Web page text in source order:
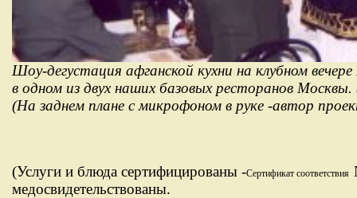
Шоу-дегустация афганской кухни на клубном
в одном из двух наших базовых ресторанов
(На заднем плане с микрофоном в руке -автор
(Услуги и блюда сертифицированы -Сертификат соответствия
медосвидетельствованы.